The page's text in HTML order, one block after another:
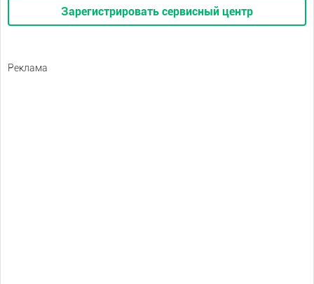
Зарегистрировать сервисный центр
Реклама